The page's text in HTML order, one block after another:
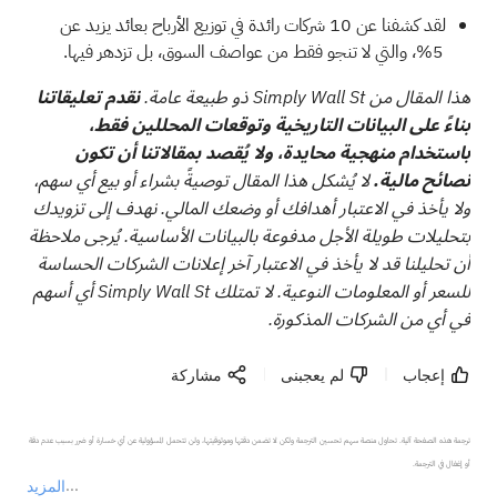
لقد كشفنا عن 10 شركات رائدة في توزيع الأرباح
بعائد يزيد عن
5%، والتي لا تنجو فقط من عواصف السوق، بل تزدهر فيها.
هذا المقال من Simply Wall St ذو طبيعة عامة.
نقدم تعليقاتنا
بناءً على البيانات التاريخية وتوقعات المحللين فقط،
باستخدام منهجية محايدة، ولا يُقصد بمقالاتنا أن تكون
نصائح مالية.لا يُشكل هذا المقال توصيةً بشراء أو بيع أي سهم،
ولا يأخذ في الاعتبار أهدافك أو وضعك المالي. نهدف إلى تزويدك
بتحليلات طويلة الأجل مدفوعة بالبيانات الأساسية. يُرجى ملاحظة
أن تحليلنا قد لا يأخذ في الاعتبار آخر إعلانات الشركات الحساسة
للسعر أو المعلومات النوعية. لا تمتلك Simply Wall St أي أسهم
في أي من الشركات المذكورة.
إعجاب لم يعجبنى مشاركة
المزيد
ترجمة هذه الصفحة آلية. تحاول منصة سهم تحسين الترجمة ولكن لا تضمن دقتها وموثوقيتها، ولن تتحمل المسؤولية عن أي خسارة أو ضرر بسبب عدم دقة
أو إغفال في الترجمة.